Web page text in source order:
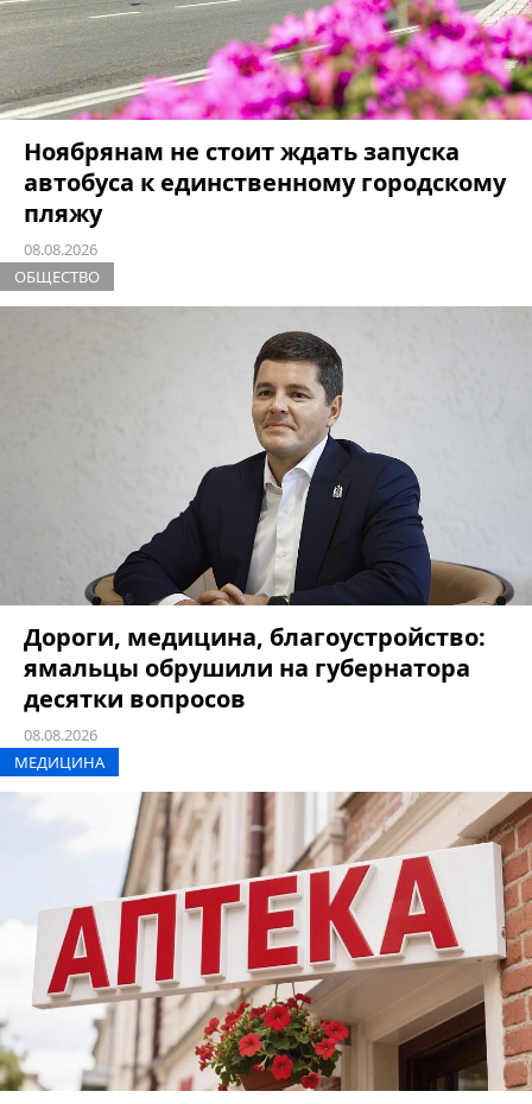
Ноябрянам не стоит ждать запуска
автобуса к единственному городскому
пляжу
08.08.2026
ОБЩЕСТВО
Дороги, медицина, благоустройство:
ямальцы обрушили на губернатора
десятки вопросов
08.08.2026
МЕДИЦИНА